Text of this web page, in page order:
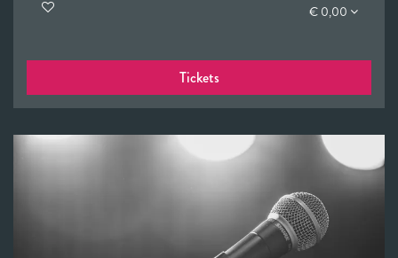
€ 0,00
Tickets